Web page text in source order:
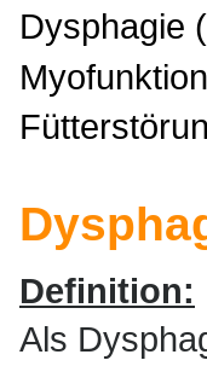
Dysphagie
Definition:
Als